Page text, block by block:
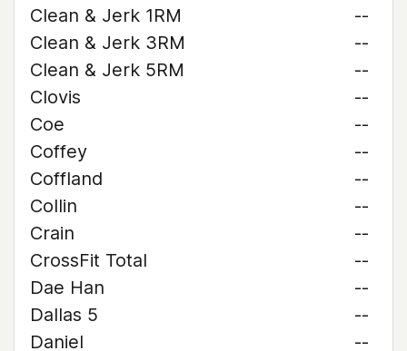
Clean & Jerk 1RM
--
Clean & Jerk 3RM
--
Clean & Jerk 5RM
--
Clovis
--
Coe
--
Coffey
--
Coffland
--
Collin
--
Crain
--
CrossFit Total
--
Dae Han
--
Dallas 5
--
Daniel
--